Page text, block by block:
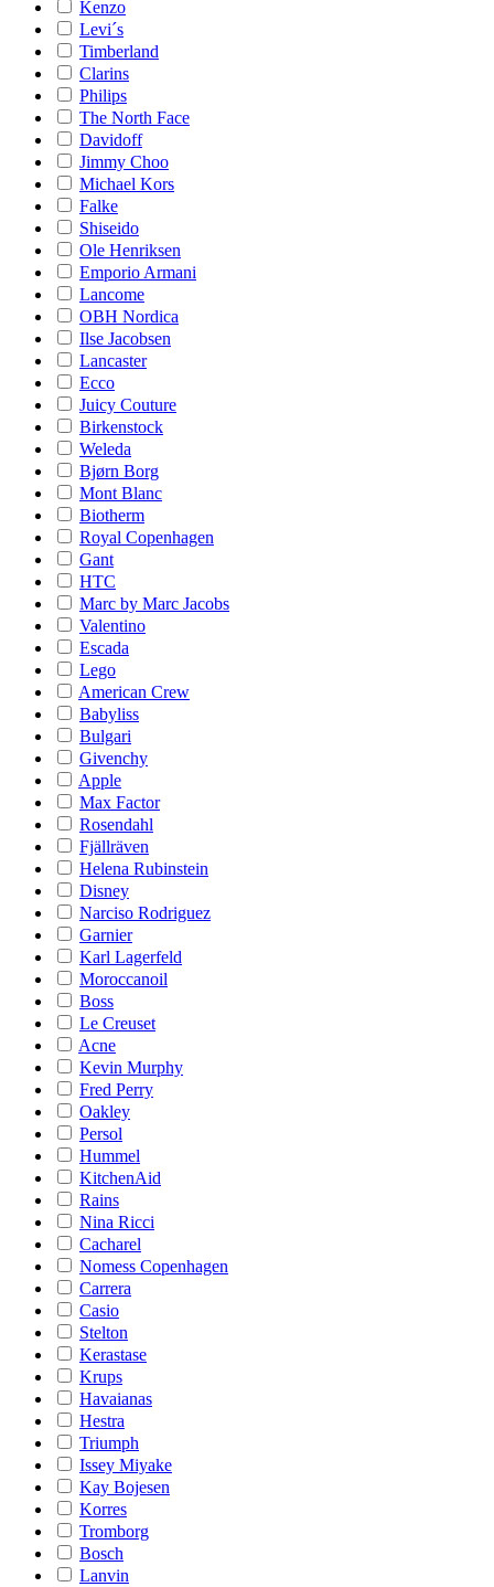
Kenzo
Levi´s
Timberland
Clarins
Philips
The North Face
Davidoff
Jimmy Choo
Michael Kors
Falke
Shiseido
Ole Henriksen
Emporio Armani
Lancome
OBH Nordica
Ilse Jacobsen
Lancaster
Ecco
Juicy Couture
Birkenstock
Weleda
Bjørn Borg
Mont Blanc
Biotherm
Royal Copenhagen
Gant
HTC
Marc by Marc Jacobs
Valentino
Escada
Lego
American Crew
Babyliss
Bulgari
Givenchy
Apple
Max Factor
Rosendahl
Fjällräven
Helena Rubinstein
Disney
Narciso Rodriguez
Garnier
Karl Lagerfeld
Moroccanoil
Boss
Le Creuset
Acne
Kevin Murphy
Fred Perry
Oakley
Persol
Hummel
KitchenAid
Rains
Nina Ricci
Cacharel
Nomess Copenhagen
Carrera
Casio
Stelton
Kerastase
Krups
Havaianas
Hestra
Triumph
Issey Miyake
Kay Bojesen
Korres
Tromborg
Bosch
Lanvin